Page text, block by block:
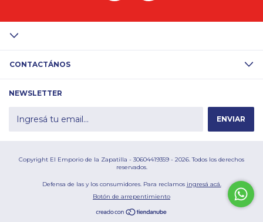
CONTACTÁNOS
NEWSLETTER
Copyright El Emporio de la Zapatilla - 30604419359 - 2026. Todos los derechos
reservados.
Defensa de las y los consumidores. Para reclamos ingresá acá.
Botón de arrepentimiento